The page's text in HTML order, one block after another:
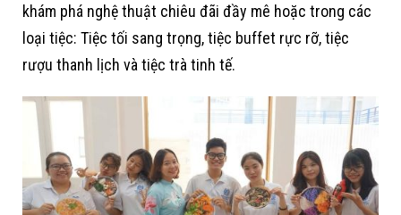
khám phá nghệ thuật chiêu đãi đầy mê hoặc trong các
loại tiệc: Tiệc tối sang trọng, tiệc buffet rực rỡ, tiệc
rượu thanh lịch và tiệc trà tinh tế.